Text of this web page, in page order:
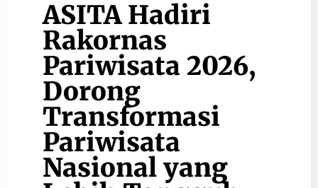
ASITA Hadiri
Rakornas
Pariwisata 2026,
Dorong
Transformasi
Pariwisata
Nasional yang